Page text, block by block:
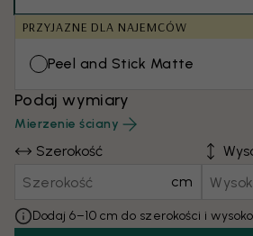
PRZYJAZNE DLA NAJEMCÓW
Peel and Stick Matte
Podaj wymiary
Mierzenie ściany
Szerokość
cm
Dodaj 6–10 cm do szerokości i